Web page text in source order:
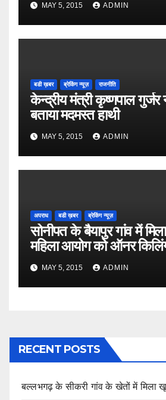
MAY 5, 2015 ADMIN
बडी ख़बर ब्रेकिंग न्यूज़ राजनीति
केन्द्रीय मंत्री कृष्णपाल
बताया मदमस्त हाथी
MAY 5, 2015 ADMIN
अपराध बडी ख़बर ब्रेकिंग न्यूज़
सोनीपत के बैयापुर गांव में
महिला आयोग को ऑनर
MAY 5, 2015 ADMIN
RECENT POSTS
बल्लभगढ़ के सीकरी गांव के खेतों में